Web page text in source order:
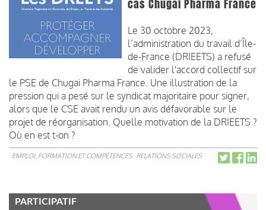
cas Chugai Pharma France
Le 30 octobre 2023,
l’administration du travail d’Île-
de-France (DRIEETS) a refusé
de valider l'accord collectif sur
le PSE de Chugai Pharma France. Une illustration de la
pression qui a pesé sur le syndicat majoritaire pour signer,
alors que le CSE avait rendu un avis défavorable sur le
projet de réorganisation. Quelle motivation de la DRIEETS ?
Où en est t-on ?
EMPLOI, FORMATION ET COMPÉTENCES RELATIONS SOCIALES
PARTICIPATIF